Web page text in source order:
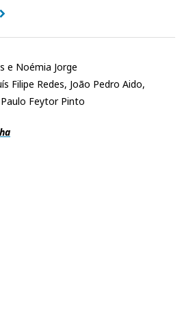
e Noémia Jorge
Filipe Redes, João Pedro Aido,
Feytor Pinto